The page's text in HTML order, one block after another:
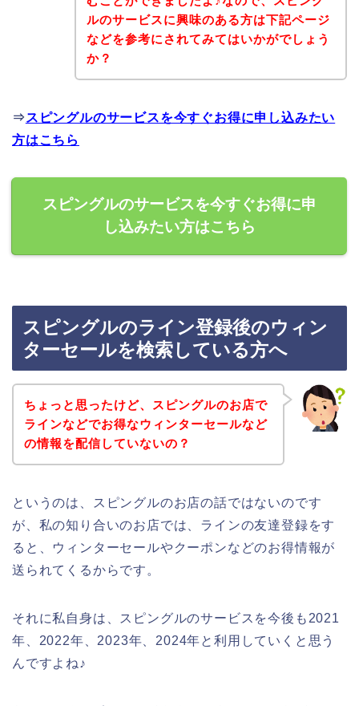
ルのサービスに興味のある方は下記ページ
などを参考にされてみてはいかがでしょう
か？
⇒ スピングルのサービスを今すぐお得に申し込みたい
方はこちら
スピングルのサービスを今すぐお得に申
し込みたい方はこちら
スピングルのライン登録後のウィン
ターセールを検索している方へ
ちょっと思ったけど、スピングルのお店で
ラインなどでお得なウィンターセールなど
の情報を配信していないの？
というのは、スピングルのお店の話ではないのです
が、私の知り合いのお店では、ラインの友達登録をす
ると、ウィンターセールやクーポンなどのお得情報が
送られてくるからです。
それに私自身は、スピングルのサービスを今後も2021
年、2022年、2023年、2024年と利用していくと思う
んですよね♪